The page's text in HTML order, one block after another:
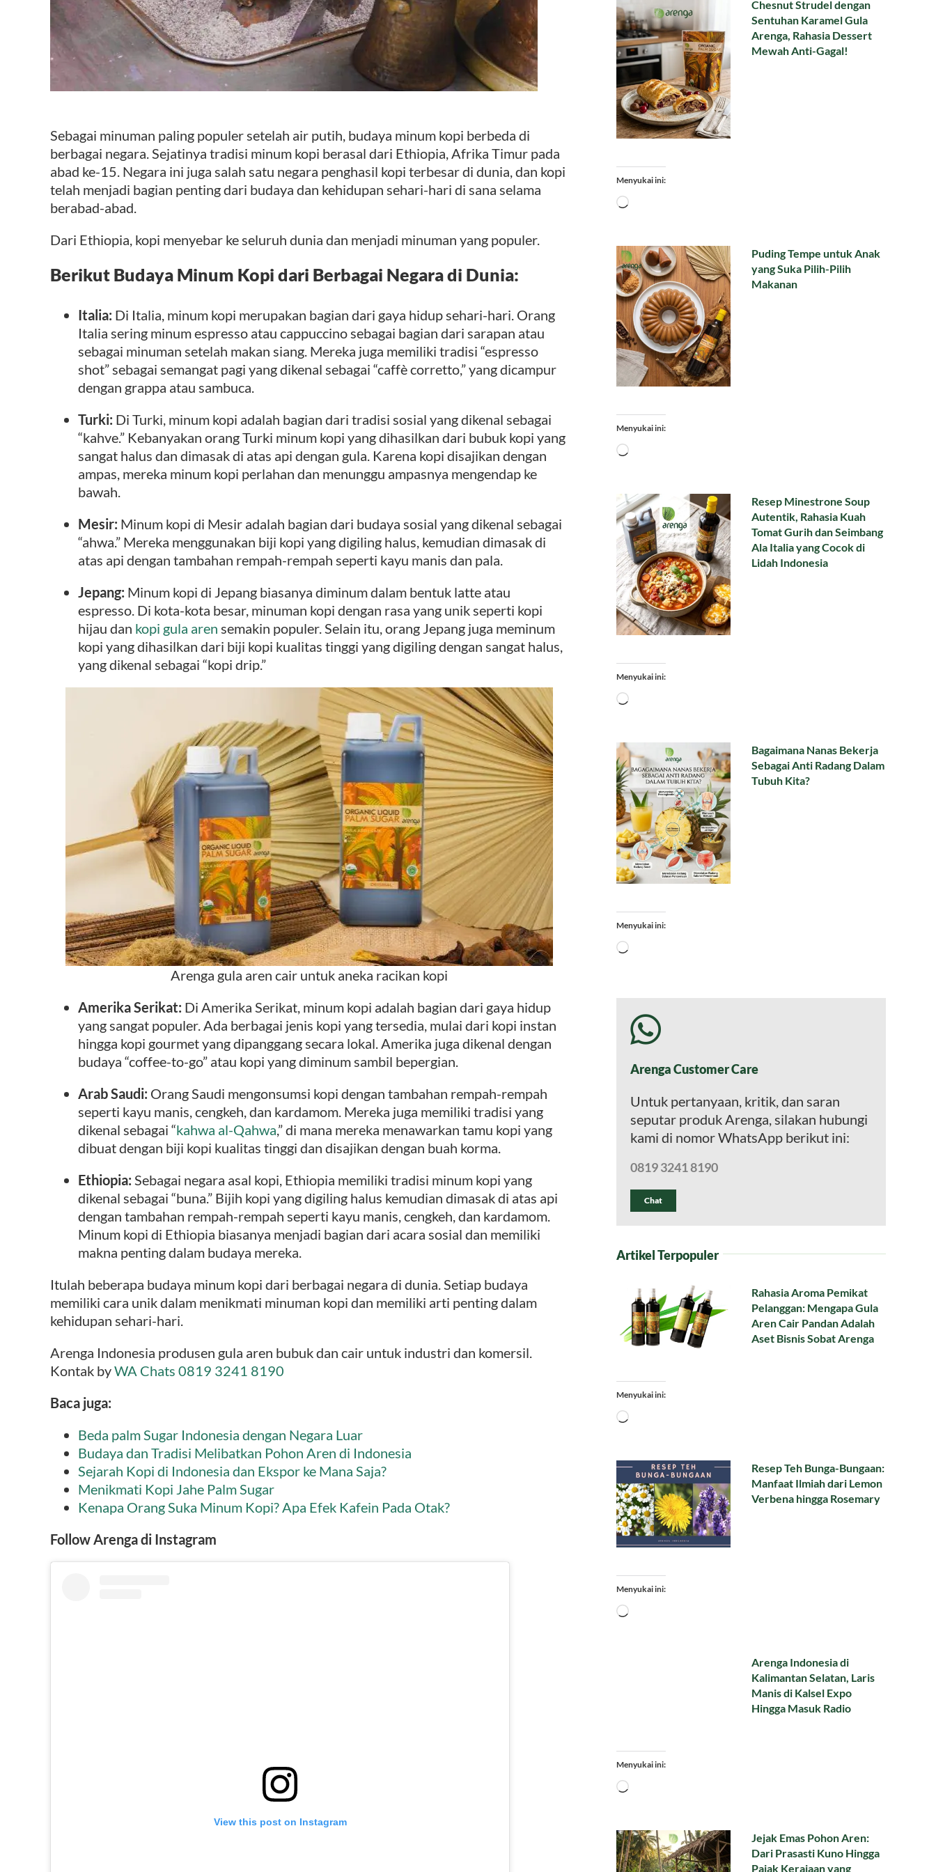
Sebagai minuman paling populer setelah air putih, budaya minum kopi berbeda di
berbagai negara. Sejatinya tradisi minum kopi berasal dari Ethiopia, Afrika Timur pada
abad ke-15. Negara ini juga salah satu negara penghasil kopi terbesar di dunia, dan kopi
telah menjadi bagian penting dari budaya dan kehidupan sehari-hari di sana selama
berabad-abad.
Dari Ethiopia, kopi menyebar ke seluruh dunia dan menjadi minuman yang populer.
Berikut Budaya Minum Kopi dari Berbagai Negara di Dunia:
Italia: Di Italia, minum kopi merupakan bagian dari gaya hidup sehari-hari. Orang
Italia sering minum espresso atau cappuccino sebagai bagian dari sarapan atau
sebagai minuman setelah makan siang. Mereka juga memiliki tradisi “espresso
shot” sebagai semangat pagi yang dikenal sebagai “caffè corretto,” yang dicampur
dengan grappa atau sambuca.
Turki: Di Turki, minum kopi adalah bagian dari tradisi sosial yang dikenal sebagai
“kahve.” Kebanyakan orang Turki minum kopi yang dihasilkan dari bubuk kopi yang
sangat halus dan dimasak di atas api dengan gula. Karena kopi disajikan dengan
ampas, mereka minum kopi perlahan dan menunggu ampasnya mengendap ke
bawah.
Mesir: Minum kopi di Mesir adalah bagian dari budaya sosial yang dikenal sebagai
“ahwa.” Mereka menggunakan biji kopi yang digiling halus, kemudian dimasak di
atas api dengan tambahan rempah-rempah seperti kayu manis dan pala.
Jepang: Minum kopi di Jepang biasanya diminum dalam bentuk latte atau
espresso. Di kota-kota besar, minuman kopi dengan rasa yang unik seperti kopi
hijau dan kopi gula aren semakin populer. Selain itu, orang Jepang juga meminum
kopi yang dihasilkan dari biji kopi kualitas tinggi yang digiling dengan sangat halus,
yang dikenal sebagai “kopi drip.”
Arenga gula aren cair untuk aneka racikan kopi
Amerika Serikat: Di Amerika Serikat, minum kopi adalah bagian dari gaya hidup
yang sangat populer. Ada berbagai jenis kopi yang tersedia, mulai dari kopi instan
hingga kopi gourmet yang dipanggang secara lokal. Amerika juga dikenal dengan
budaya “coffee-to-go” atau kopi yang diminum sambil bepergian.
Arab Saudi: Orang Saudi mengonsumsi kopi dengan tambahan rempah-rempah
seperti kayu manis, cengkeh, dan kardamom. Mereka juga memiliki tradisi yang
dikenal sebagai “kahwa al-Qahwa,” di mana mereka menawarkan tamu kopi yang
dibuat dengan biji kopi kualitas tinggi dan disajikan dengan buah korma.
Ethiopia: Sebagai negara asal kopi, Ethiopia memiliki tradisi minum kopi yang
dikenal sebagai “buna.” Bijih kopi yang digiling halus kemudian dimasak di atas api
dengan tambahan rempah-rempah seperti kayu manis, cengkeh, dan kardamom.
Minum kopi di Ethiopia biasanya menjadi bagian dari acara sosial dan memiliki
makna penting dalam budaya mereka.
Itulah beberapa budaya minum kopi dari berbagai negara di dunia. Setiap budaya
memiliki cara unik dalam menikmati minuman kopi dan memiliki arti penting dalam
kehidupan sehari-hari.
Arenga Indonesia produsen gula aren bubuk dan cair untuk industri dan komersil.
Kontak byWA Chats 0819 3241 8190
Baca juga:
Beda palm Sugar Indonesia dengan Negara Luar
Budaya dan Tradisi Melibatkan Pohon Aren di Indonesia
Sejarah Kopi di Indonesia dan Ekspor ke Mana Saja?
Menikmati Kopi Jahe Palm Sugar
Kenapa Orang Suka Minum Kopi? Apa Efek Kafein Pada Otak?
Follow Arenga di Instagram
View this post on Instagram
Chesnut Strudel dengan
Sentuhan Karamel Gula
Arenga, Rahasia Dessert
Mewah Anti-Gagal!
Menyukai ini:
Memuat...
Puding Tempe untuk Anak
yang Suka Pilih-Pilih
Makanan
Menyukai ini:
Memuat...
Resep Minestrone Soup
Autentik, Rahasia Kuah
Tomat Gurih dan Seimbang
Ala Italia yang Cocok di
Lidah Indonesia
Menyukai ini:
Memuat...
Bagaimana Nanas Bekerja
Sebagai Anti Radang Dalam
Tubuh Kita?
Menyukai ini:
Memuat...
Arenga Customer Care
Untuk pertanyaan, kritik, dan saran
seputar produk Arenga, silakan hubungi
kami di nomor WhatsApp berikut ini:
0819 3241 8190
Chat
Artikel Terpopuler
Rahasia Aroma Pemikat
Pelanggan: Mengapa Gula
Aren Cair Pandan Adalah
Aset Bisnis Sobat Arenga
Menyukai ini:
Memuat...
Resep Teh Bunga-Bungaan:
Manfaat Ilmiah dari Lemon
Verbena hingga Rosemary
Menyukai ini:
Memuat...
Arenga Indonesia di
Kalimantan Selatan, Laris
Manis di Kalsel Expo
Hingga Masuk Radio
Menyukai ini:
Memuat...
Jejak Emas Pohon Aren:
Dari Prasasti Kuno Hingga
Pajak Kerajaan yang